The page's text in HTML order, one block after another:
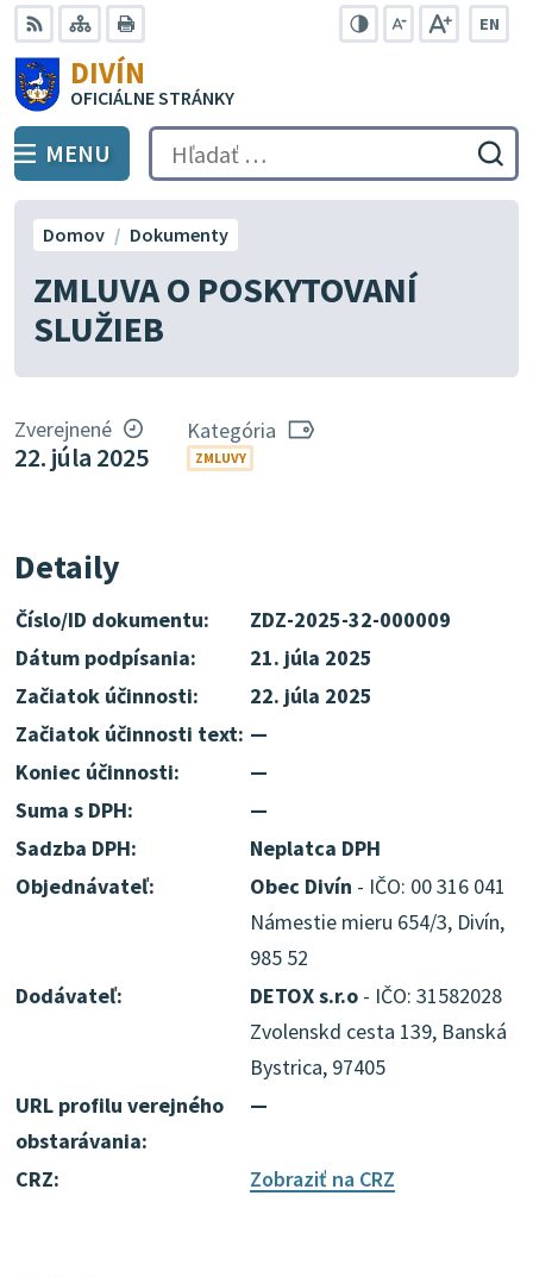
Preskočiť
na
obsah
RSS Mapa
EN
DIVÍN
OFICIÁLNE STRÁNKY
PREPNÚŤ
MENU Hľadať:
ZMLUVA O POSKYTOVANÍ
SLUŽIEB
Domov Dokumenty
Zverejnené
22. júla 2025
Kategória
ZMLUVY
Detaily
Číslo/ID dokumentu:
ZDZ-2025-32-000009
Dátum podpísania:
21. júla 2025
Začiatok účinnosti:
22. júla 2025
Začiatok účinnosti text: —
Koniec účinnosti:
—
Suma s DPH:
—
Sadzba DPH:
Neplatca DPH
Objednávateľ:
Obec Divín - IČO: 00 316 041
Námestie mieru 654/3, Divín,
985 52
Dodávateľ:
DETOX s.r.o - IČO: 31582028
Zvolenskd cesta 139, Banská
Bystrica, 97405
URL profilu verejného
obstarávania:
—
CRZ: Zobraziť na CRZ